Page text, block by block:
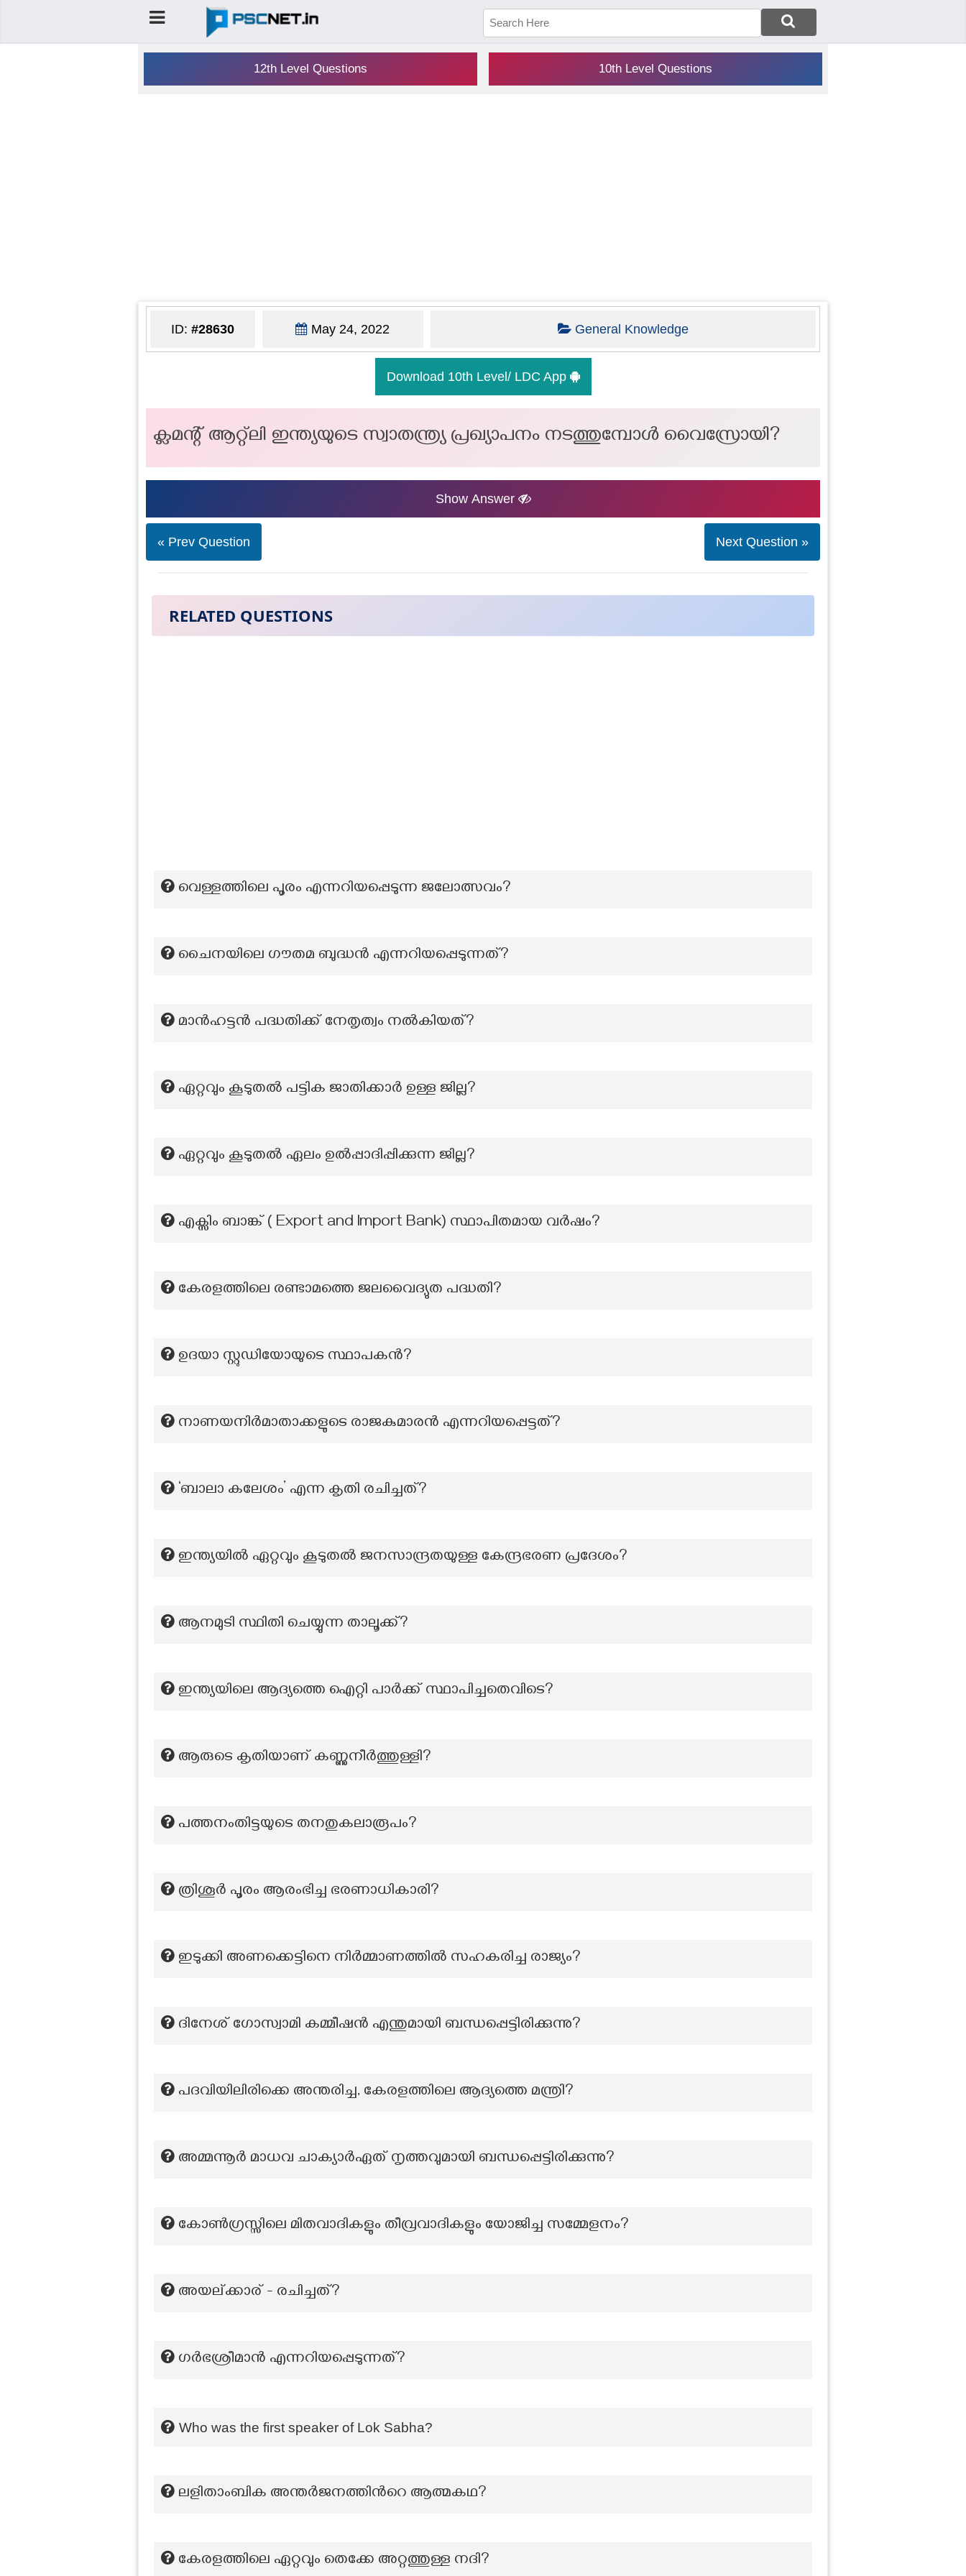
12th Level Questions 10th Level Questions
ID: #28630 May 24, 2022 General Knowledge
Download 10th Level/ LDC App
ക്ലമന്റ് ആറ്റ്ലി ഇന്ത്യയുടെ സ്വാതന്ത്ര്യ പ്രഖ്യാപനം നടത്തുമ്പോൾ വൈസ്രോയി?
Show Answer
« Prev Question Next Question »
RELATED QUESTIONS
വെള്ളത്തിലെ പൂരം എന്നറിയപ്പെടുന്ന ജലോത്സവം?
ചൈനയിലെ ഗൗതമ ബുദ്ധൻ എന്നറിയപ്പെടുന്നത്?
മാൻഹട്ടൻ പദ്ധതിക്ക് നേതൃത്വം നൽകിയത്?
ഏറ്റവും കൂടുതല്‍ പട്ടിക ജാതിക്കാര്‍ ഉള്ള ജില്ല?
ഏറ്റവും കൂടുതല്‍ ഏലം ഉല്‍പ്പാദിപ്പിക്കുന്ന ജില്ല?
എക്സിം ബാങ്ക് ( Export and Import Bank) സ്ഥാപിതമായ വർഷം?
കേരളത്തിലെ രണ്ടാമത്തെ ജലവൈദ്യുത പദ്ധതി?
ഉദയാ സ്റ്റുഡിയോയുടെ സ്ഥാപകന്‍?
നാണയനിർമാതാക്കളുടെ രാജകുമാരൻ എന്നറിയപ്പെട്ടത്?
‘ബാലാ കലേശം’ എന്ന കൃതി രചിച്ചത്?
ഇന്ത്യയിൽ ഏറ്റവും കൂടുതൽ ജനസാന്ദ്രതയുള്ള കേന്ദ്രഭരണ പ്രദേശം?
ആനമുടി സ്ഥിതി ചെയ്യുന്ന താലൂക്ക്?
ഇന്ത്യയിലെ ആദ്യത്തെ ഐറ്റി പാർക്ക് സ്ഥാപിച്ചതെവിടെ?
ആരുടെ കൃതിയാണ് കണ്ണുനീർത്തുള്ളി?
പത്തനംതിട്ടയുടെ തനതുകലാരൂപം?
ത്രിശൂർ പൂരം ആരംഭിച്ച ഭരണാധികാരി?
ഇടുക്കി അണക്കെട്ടിനെ നിർമ്മാണത്തിൽ സഹകരിച്ച രാജ്യം?
ദിനേശ് ഗോസ്വാമി കമ്മീഷൻ എന്തുമായി ബന്ധപ്പെട്ടിരിക്കുന്നു?
പദവിയിലിരിക്കെ അന്തരിച്ച, കേരളത്തിലെ ആദ്യത്തെ മന്ത്രി?
അമ്മന്നൂര്‍ മാധവ ചാക്യാര്‍ഏത് നൃത്തവുമായി ബന്ധപ്പെട്ടിരിക്കുന്നു?
കോണ്‍ഗ്രസ്സിലെ മിതവാദികളും തീവ്രവാദികളും യോജിച്ച സമ്മേളനം?
അയല്ക്കാര് - രചിച്ചത്?
ഗർഭശ്രീമാൻ എന്നറിയപ്പെടുന്നത്?
Who was the first speaker of Lok Sabha?
ലളിതാംബിക അന്തര്‍ജനത്തിന്‍റെ ആത്മകഥ?
കേരളത്തിലെ ഏറ്റവും തെക്കേ അറ്റത്തുള്ള നദി?